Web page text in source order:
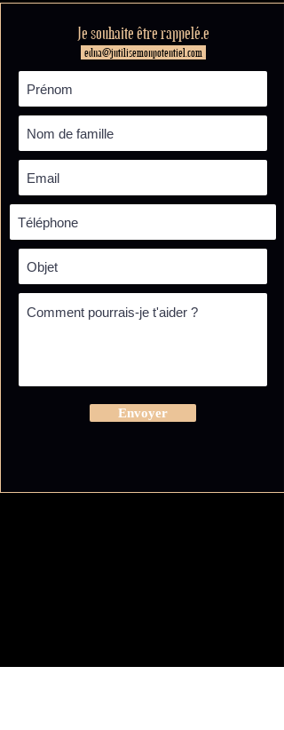
Je souhaite être rappelé.e
edna@jutilisemonpotentiel.com
Envoyer